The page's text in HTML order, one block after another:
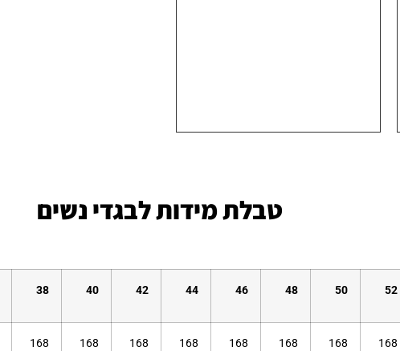
טבלת מידות לבגדי נשים
52
50
48
46
44
42
40
38
168
168
168
168
168
168
168
168